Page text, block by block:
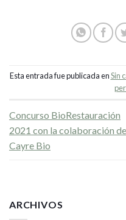
Esta entrada fue publicada enSin
Concurso BioRestauración
2021 con la colaboración de
Cayre Bio
ARCHIVOS